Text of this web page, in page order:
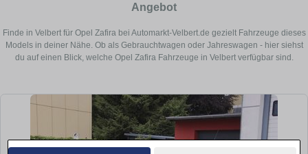
Angebot
Finde in Velbert für Opel Zafira bei Automarkt-Velbert.de gezielt Fahrzeuge dieses
Models in deiner Nähe. Ob als Gebrauchtwagen oder Jahreswagen - hier siehst
du auf einen Blick, welche Opel Zafira Fahrzeuge in Velbert verfügbar sind.